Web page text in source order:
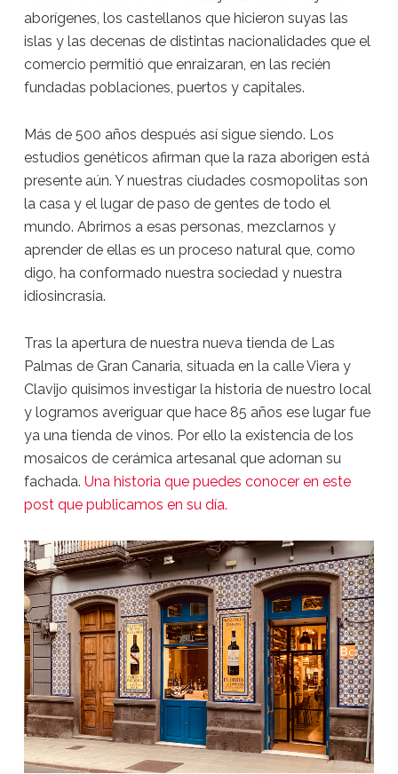
aborígenes, los castellanos que hicieron suyas las
islas y las decenas de distintas nacionalidades que el
comercio permitió que enraizaran, en las recién
fundadas poblaciones, puertos y capitales.
Más de 500 años después así sigue siendo. Los
estudios genéticos afirman que la raza aborigen está
presente aún. Y nuestras ciudades cosmopolitas son
la casa y el lugar de paso de gentes de todo el
mundo. Abrirnos a esas personas, mezclarnos y
aprender de ellas es un proceso natural que, como
digo, ha conformado nuestra sociedad y nuestra
idiosincrasia.
Tras la apertura de nuestra nueva tienda de Las
Palmas de Gran Canaria, situada en la calle Viera y
Clavijo quisimos investigar la historia de nuestro local
y logramos averiguar que hace 85 años ese lugar fue
ya una tienda de vinos. Por ello la existencia de los
mosaicos de cerámica artesanal que adornan su
fachada. Una historia que puedes conocer en este
post que publicamos en su día.